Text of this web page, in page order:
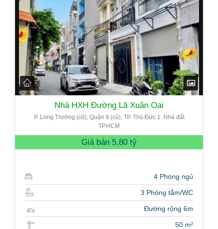
Nhà HXH Đường Lã Xuân Oai
P. Long Trường (cũ), Quận 9 (cũ), TP. Thủ Đức 1. Nhà đất
TP.HCM
Giá bán 5.80 tỷ
4 Phòng ngủ
3 Phòng tắm/WC
Đường rộng 6m
50 m²